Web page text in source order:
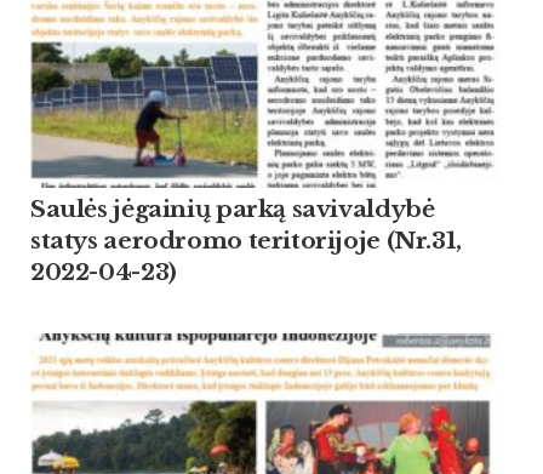
Saulės jėgainių parką savivaldybė
statys aerodromo teritorijoje (Nr.31,
2022-04-23)